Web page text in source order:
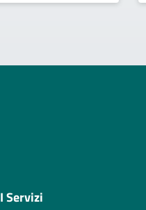
I Servizi